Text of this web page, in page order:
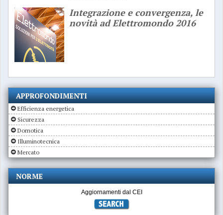
Integrazione e convergenza, le
novità ad Elettromondo 2016
APPROFONDIMENTI
Efficienza energetica
Sicurezza
Domotica
Illuminotecnica
Mercato
NORME
Aggiornamenti dal CEI